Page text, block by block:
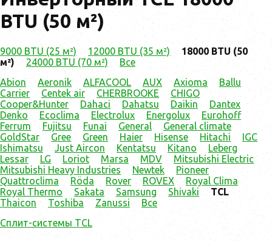
BTU (50 м²)
9000 BTU (25 м²) 12000 BTU (35 м²)
18000 BTU (50
м²)
24000 BTU (70 м²)
Все
Abion
Aeronik ALFACOOL AUX Axioma
Ballu
Carrier
Centek air CHERBROOKE
CHIGO
Cooper&Hunter
Dahaci Dahatsu Daikin
Dantex
Denko
Ecoclima Electrolux Energolux
Eurohoff
Ferrum
Fujitsu Funai General
General climate
GoldStar
Gree Green Haier Hisense Hitachi
IGC
Ishimatsu
Just Aircon Kentatsu Kitano
Leberg
Lessar
LG Loriot Marsa MDV
Mitsubishi Electric
Mitsubishi Heavy Industries
Newtek
Pioneer
Quattroclima
Röda Rover ROVEX
Royal Clima
Royal Thermo
Sakata Samsung Shivaki
TCL
Thaicon
Toshiba Zanussi
Все
Сплит-системы TCL